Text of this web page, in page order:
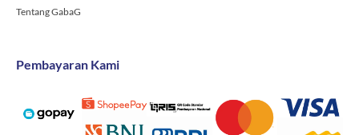
Tentang GabaG
Pembayaran Kami